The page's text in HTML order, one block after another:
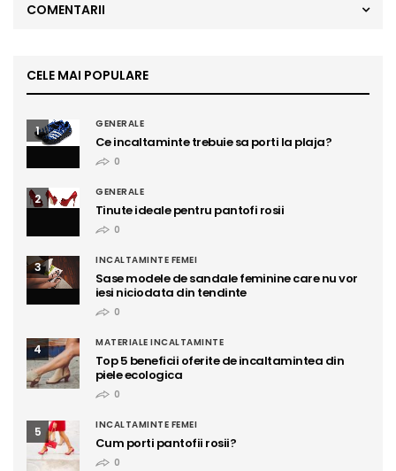
COMENTARII
CELE MAI POPULARE
1 GENERALE
Ce incaltaminte trebuie sa porti la plaja?
0
2 GENERALE
Tinute ideale pentru pantofi rosii
0
3 INCALTAMINTE FEMEI
Sase modele de sandale feminine care nu vor
iesi niciodata din tendinte
0
4 MATERIALE INCALTAMINTE
Top 5 beneficii oferite de incaltamintea din
piele ecologica
0
5 INCALTAMINTE FEMEI
Cum porti pantofii rosii?
0